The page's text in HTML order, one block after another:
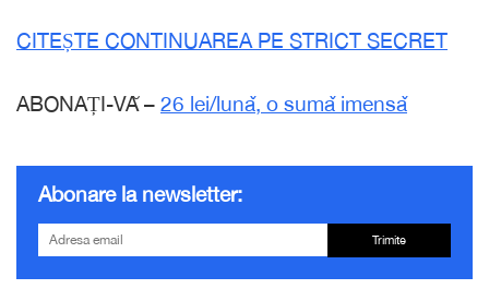
CITEȘTE CONTINUAREA PE STRICT SECRET
ABONAȚI-VĂ – 26 lei/lunǎ, o sumǎ imensǎ
Abonare la newsletter:
Trimite